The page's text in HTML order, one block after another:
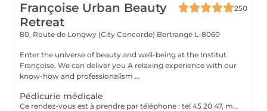
Françoise Urban Beauty
Retreat
250
80, Route de Longwy (City Concorde) Bertrange L-8060
Enter the universe of beauty and well-being at the Institut
Françoise. We can deliver you A relaxing experience with our
know-how and professionalism ...
Pédicurie médicale
Ce rendez-vous est à prendre par téléphone : tel 45 20 47, merci